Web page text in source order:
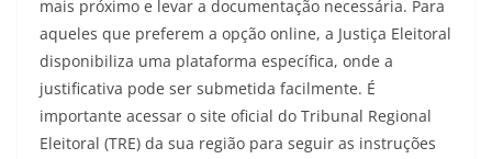
mais próximo e levar a documentação necessária. Para
aqueles que preferem a opção online, a Justiça Eleitoral
disponibiliza uma plataforma específica, onde a
justificativa pode ser submetida facilmente. É
importante acessar o site oficial do Tribunal Regional
Eleitoral (TRE) da sua região para seguir as instruções